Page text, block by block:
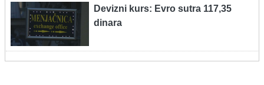
Devizni kurs: Evro sutra 117,35
dinara